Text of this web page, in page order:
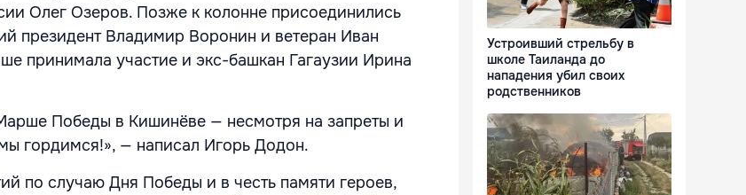
Олег Озеров. Позже к колонне присоединились
президент Владимир Воронин и ветеран Иван
принимала участие и экс-башкан Гагаузии Ирина
Победы в Кишинёве — несмотря на запреты и
гордимся!», — написал Игорь Додон.
по случаю Дня Победы и в честь памяти героев,
Устроивший стрельбу в
школе Таиланда до
нападения убил своих
родственников